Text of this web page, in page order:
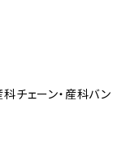
ェーン・産科バン